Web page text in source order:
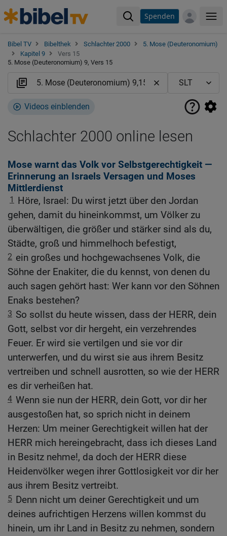
Spenden
Bibel TV Bibelthek Schlachter 2000
5. Mose (Deuteronomium)
Kapitel 9
Vers 15
5. Mose (Deuteronomium) 9, Vers 15
Videos einblenden
Schlachter 2000 online lesen
Mose warnt das Volk vor Selbstgerechtigkeit —
Erinnerung an Israels Versagen und Moses
Mittlerdienst
1
Höre, Israel: Du wirst jetzt über den Jordan
gehen, damit du hineinkommst, um Völker zu
überwältigen, die größer und stärker sind als du,
Städte, groß und himmelhoch befestigt,
2 ein großes und hochgewachsenes Volk, die
Söhne der Enakiter, die du kennst, von denen du
auch sagen gehört hast: Wer kann vor den Söhnen
Enaks bestehen?
3 So sollst du heute wissen, dass der HERR, dein
Gott, selbst vor dir hergeht, ein verzehrendes
Feuer. Er wird sie vertilgen und sie vor dir
unterwerfen, und du wirst sie aus ihrem Besitz
vertreiben und schnell ausrotten, so wie der HERR
es dir verheißen hat.
4 Wenn sie nun der HERR, dein Gott, vor dir her
ausgestoßen hat, so sprich nicht in deinem
Herzen: Um meiner Gerechtigkeit willen hat der
HERR mich hereingebracht, dass ich dieses Land
in Besitz nehme!, da doch der HERR diese
Heidenvölker wegen ihrer Gottlosigkeit vor dir her
aus ihrem Besitz vertreibt.
5 Denn nicht um deiner Gerechtigkeit und um
deines aufrichtigen Herzens willen kommst du
hinein, um ihr Land in Besitz zu nehmen, sondern